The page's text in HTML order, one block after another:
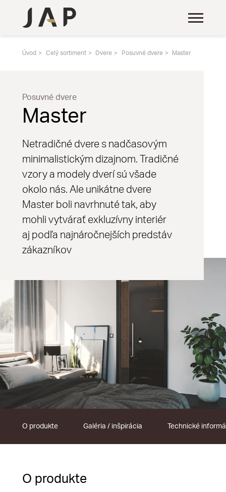
Úvod Celý sortiment Dvere Posuvné dvere Master
Posuvné dvere
Master
Netradičné dvere s nadčasovým
minimalistickým dizajnom. Tradičné
vzory a modely dverí sú všade
okolo nás. Ale unikátne dvere
Master boli navrhnuté tak, aby
mohli vytvárať exkluzívny interiér
aj podľa najnáročnejších predstáv
zákazníkov
O produkte Galéria / inšpirácia Technické
O produkte